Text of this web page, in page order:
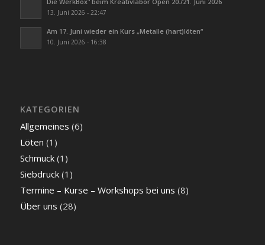
13. Juni 2026 - 22:47
Am 17. Juni wieder ein Kurs „Metalle (hart)löten“
10. Juni 2026 - 16:38
KATEGORIEN
Allgemeines (6)
Löten (1)
Schmuck(1)
Siebdruck(1)
Termine – Kurse – Workshops bei uns (8)
Über uns (28)